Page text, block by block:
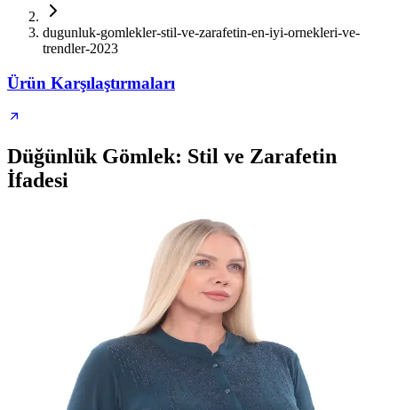
dugunluk-gomlekler-stil-ve-zarafetin-en-iyi-ornekleri-ve-
trendler-2023
Ürün Karşılaştırmaları
Düğünlük Gömlek: Stil ve Zarafetin
İfadesi